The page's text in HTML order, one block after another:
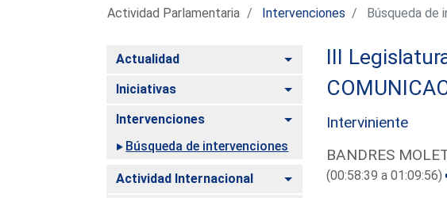
Actividad Parlamentaria Intervenciones Búsqueda de
Actualidad Alternar
Iniciativas Alternar
Intervenciones
Alternar
Búsqueda de intervenciones
Actividad Internacional Alternar
III
Interviniente
BANDRES
(00:58:39 a 01:09:56)